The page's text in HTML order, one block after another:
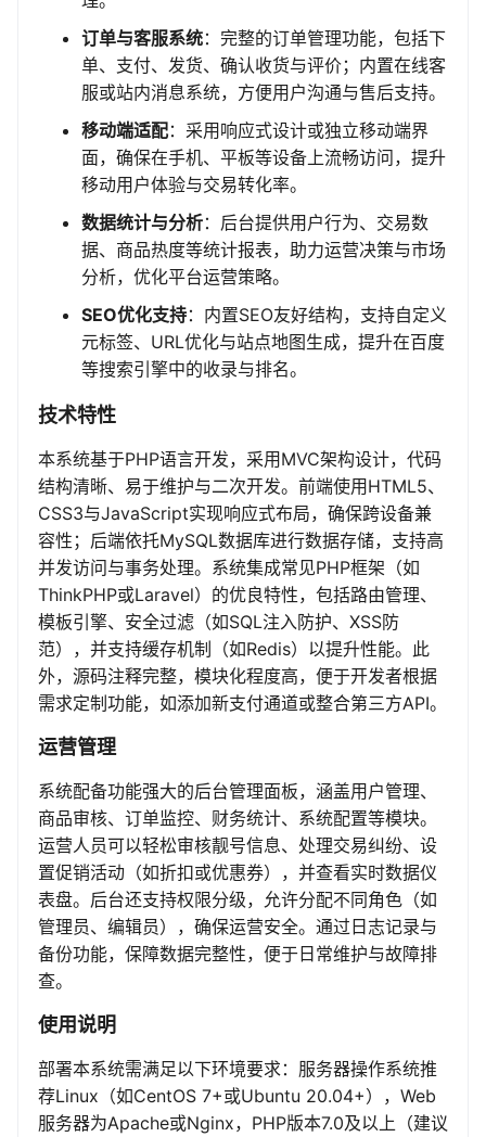
订单与客服系统：完整的订单管理功能，包括下
单、支付、发货、确认收货与评价；内置在线客
服或站内消息系统，方便用户沟通与售后支持。
移动端适配：采用响应式设计或独立移动端界
面，确保在手机、平板等设备上流畅访问，提升
移动用户体验与交易转化率。
数据统计与分析：后台提供用户行为、交易数
据、商品热度等统计报表，助力运营决策与市场
分析，优化平台运营策略。
SEO优化支持：内置SEO友好结构，支持自定义
元标签、URL优化与站点地图生成，提升在百度
等搜索引擎中的收录与排名。
技术特性
本系统基于PHP语言开发，采用MVC架构设计，代码
结构清晰、易于维护与二次开发。前端使用HTML5、
CSS3与JavaScript实现响应式布局，确保跨设备兼
容性；后端依托MySQL数据库进行数据存储，支持高
并发访问与事务处理。系统集成常见PHP框架（如
ThinkPHP或Laravel）的优良特性，包括路由管理、
模板引擎、安全过滤（如SQL注入防护、XSS防
范），并支持缓存机制（如Redis）以提升性能。此
外，源码注释完整，模块化程度高，便于开发者根据
需求定制功能，如添加新支付通道或整合第三方API。
运营管理
系统配备功能强大的后台管理面板，涵盖用户管理、
商品审核、订单监控、财务统计、系统配置等模块。
运营人员可以轻松审核靓号信息、处理交易纠纷、设
置促销活动（如折扣或优惠券），并查看实时数据仪
表盘。后台还支持权限分级，允许分配不同角色（如
管理员、编辑员），确保运营安全。通过日志记录与
备份功能，保障数据完整性，便于日常维护与故障排
查。
使用说明
部署本系统需满足以下环境要求：服务器操作系统推
荐Linux（如CentOS 7+或Ubuntu 20.04+），Web
服务器为Apache或Nginx，PHP版本7.0及以上（建议